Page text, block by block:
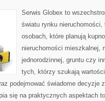
Serwis Globex to
światu rynku
osobach, które planują
nieruchomości mieszkalnej,
jednorodzinnej, gruntu czy
tych, którzy szukają
podejmować świadome decyzje
się na praktycznych aspektach